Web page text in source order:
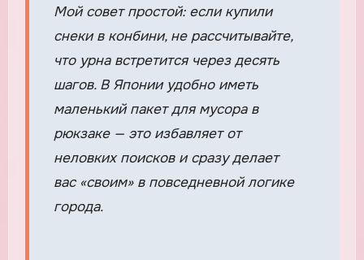
Мой совет простой: если купили
снеки в конбини, не рассчитывайте,
что урна встретится через десять
шагов. В Японии удобно иметь
маленький пакет для мусора в
рюкзаке — это избавляет от
неловких поисков и сразу делает
вас «своим» в повседневной логике
города.